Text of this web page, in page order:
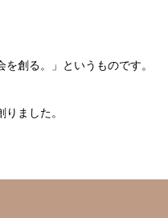
創る。」というものです。
ました。